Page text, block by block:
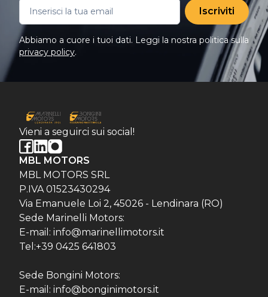
Iscriviti
Abbiamo a cuore i tuoi dati. Leggi la nostra politica sulla
privacy policy.
Vieni a seguirci sui social!
MBL MOTORS
MBL MOTORS SRL
P.IVA 01523430294
Via Emanuele Loi 2, 45026 - Lendinara (RO)
Sede Marinelli Motors:
E-mail: info@marinellimotors.it
Tel:+39 0425 641803
Sede Bongini Motors:
E-mail: info@bonginimotors.it